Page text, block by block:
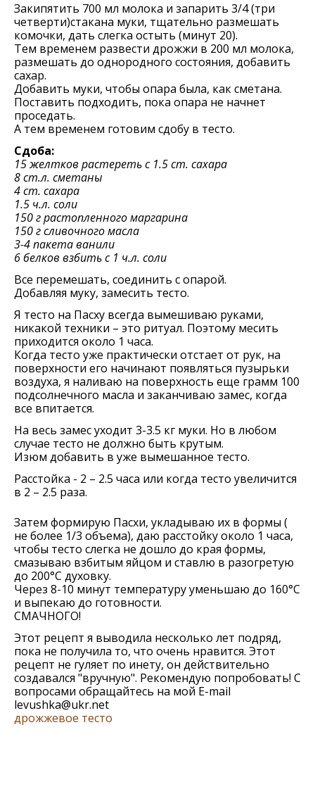
Закипятить 700 мл молока и запарить 3/4 (три
четверти)стакана муки, тщательно размешать
комочки, дать слегка остыть (минут 20).
Тем временем развести дрожжи в 200 мл молока,
размешать до однородного состояния, добавить
сахар.
Добавить муки, чтобы опара была, как сметана.
Поставить подходить, пока опара не начнет
проседать.
А тем временем готовим сдобу в тесто.
Сдоба:
15 желтков растереть с 1.5 ст. сахара
8 ст.л. сметаны
4 ст. сахара
1.5 ч.л. соли
150 г растопленного маргарина
150 г сливочного масла
3-4 пакета ванили
6 белков взбить с 1 ч.л. соли
Все перемешать, соединить с опарой.
Добавляя муку, замесить тесто.
Я тесто на Пасху всегда вымешиваю руками,
никакой техники – это ритуал. Поэтому месить
приходится около 1 часа.
Когда тесто уже практически отстает от рук, на
поверхности его начинают появляться пузырьки
воздуха, я наливаю на поверхность еще грамм 100
подсолнечного масла и заканчиваю замес, когда
все впитается.
На весь замес уходит 3-3.5 кг муки. Но в любом
случае тесто не должно быть крутым.
Изюм добавить в уже вымешанное тесто.
Расстойка - 2 – 2.5 часа или когда тесто увеличится
в 2 – 2.5 раза.
Затем формирую Пасхи, укладываю их в формы (
не более 1/3 объема), даю расстойку около 1 часа,
чтобы тесто слегка не дошло до края формы,
смазываю взбитым яйцом и ставлю в разогретую
до 200°С духовку.
Через 8-10 минут температуру уменьшаю до 160°С
и выпекаю до готовности.
СМАЧНОГО!
Этот рецепт я выводила несколько лет подряд,
пока не получила то, что очень нравится. Этот
рецепт не гуляет по инету, он действительно
создавался "вручную". Рекомендую попробовать! С
вопросами обращайтесь на мой E-mail
levushka@ukr.net
дрожжевое тесто